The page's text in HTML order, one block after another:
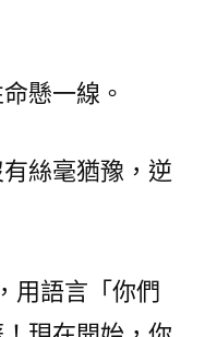
懸一線。
絲毫猶豫，逆
用語言「你們